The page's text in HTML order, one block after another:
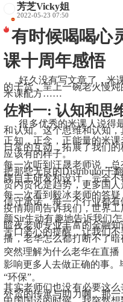
芳芝Vicky姐
2022-05-23 07:50
有时候喝喝心
课十周年感悟
好久没有写文章了，米课
的干货，呈上一碗老火慢
米课配方……
佐料一: 认知和思
很多优秀的米课人说得最
和认知。这个思维和认知
正知，正念，正能量的米
日常的互动，拓展了我们
应该有的样子。
每一次听到汪晟老师说，
把那些无良的Distributor干
牌自主研发和设计，完全
贸内贸化是趋势，更多国
每一次看到毅冰老师的答
信守承诺。每一个行业都
疫情期间告诉我们，世界
颜Sir生动有趣地告诉我们
暗夜老师专业丰富的金融
苦口婆心的提醒，让我们
播，老华怎么都打断不了暗
突然理解为什么老华在直播
影响更多人去做正确的事
“环保”。
其实老师们也没有必要这
外贸的传承与助力啊。那